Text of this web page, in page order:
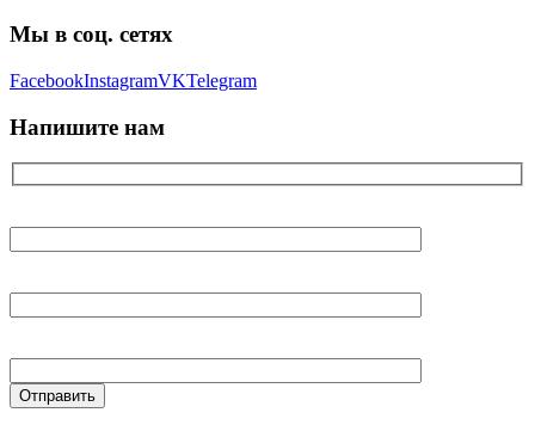
Мы в соц. сетях
FacebookInstagramVKTelegram
Напишите нам